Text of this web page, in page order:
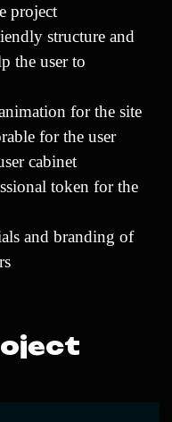
e project
iendly structure and
p the user to
nimation for the site
rable for the user
ser cabinet
ssional token for the
als and branding of
rs
oject